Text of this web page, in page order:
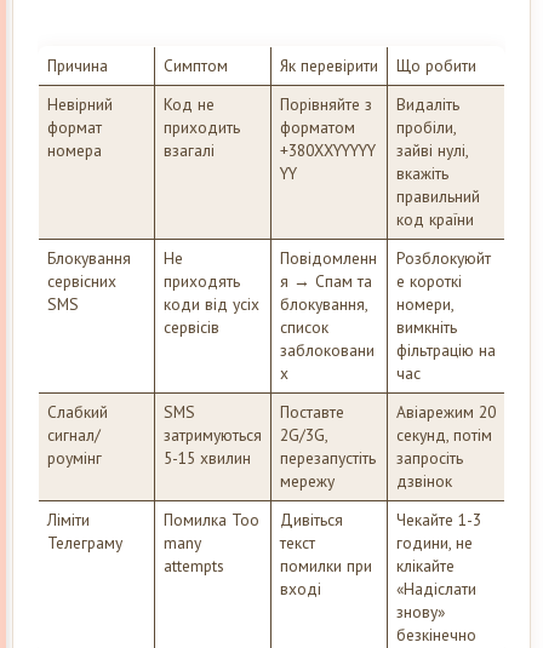
Причина Симптом Як перевірити
Що робити
Невірний
формат
номера
Код не
приходить
взагалі
Порівняйте з
форматом
+380XXYYYYY
YY
Видаліть
пробіли,
зайві нулі,
вкажіть
правильний
код країни
Блокування
сервісних
SMS
Не
приходять
коди від усіх
сервісів
Повідомленн
я → Спам та
блокування,
список
заблоковани
х
Розблокуюйт
е короткі
номери,
вимкніть
фільтрацію на
час
Слабкий
сигнал/
роумінг
SMS
затримуються
5-15 хвилин
Поставте
2G/3G,
перезапустіть
мережу
Авіарежим 20
секунд, потім
запросіть
дзвінок
Ліміти
Телеграму
Помилка Too
many
attempts
Дивіться
текст
помилки при
вході
Чекайте 1-3
години, не
клікайте
«Надіслати
знову»
безкінечно